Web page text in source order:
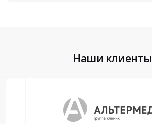
Наши клиенты